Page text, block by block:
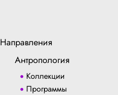
Направления
Антропология
Коллекции
Программы